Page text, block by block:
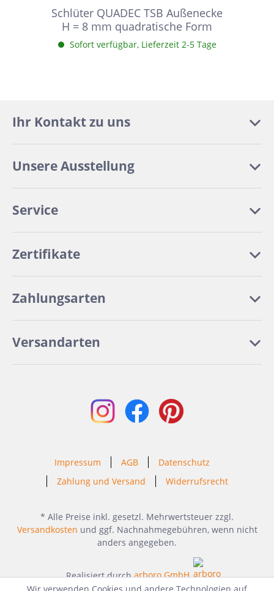
Schlüter QUADEC TSB Außenecke
H = 8 mm quadratische Form
Sofort verfügbar, Lieferzeit 2-5 Tage
Ihr Kontakt zu uns
Unsere Ausstellung
Service
Zertifikate
Zahlungsarten
Versandarten
Impressum AGB
Datenschutz
Zahlung und Versand
Widerrufsrecht
* Alle Preise inkl. gesetzl. Mehrwertsteuer zzgl.
Versandkosten und ggf. Nachnahmegebühren, wenn nicht
anders angegeben.
Realisiert durcharboro GmbH